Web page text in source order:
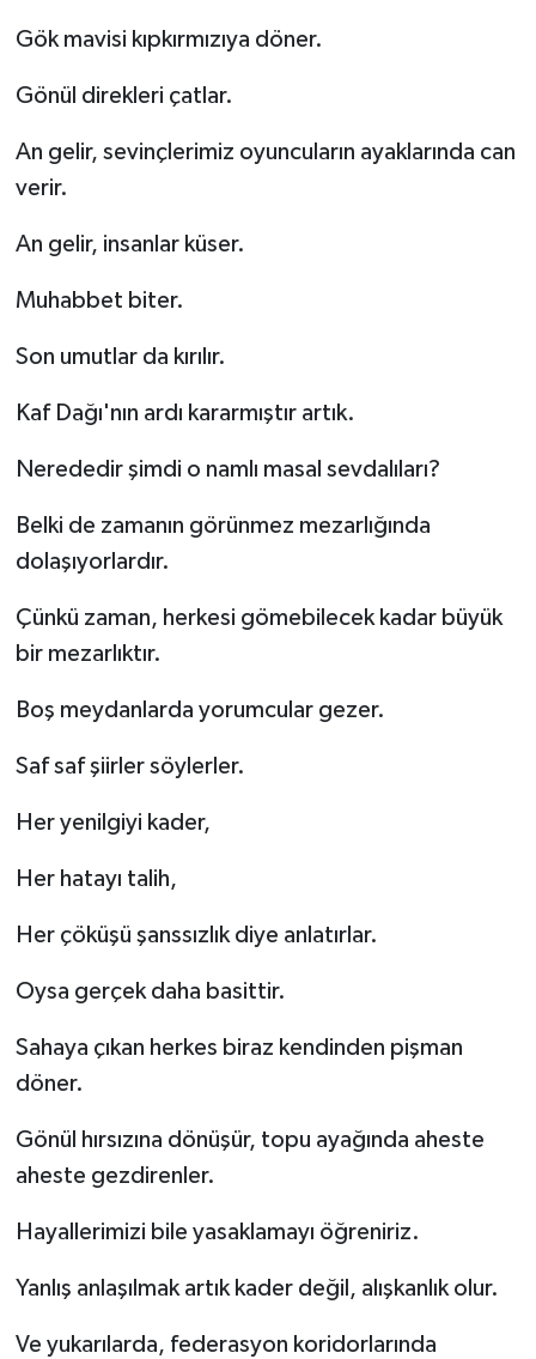
Gök mavisi kıpkırmızıya döner.
Gönül direkleri çatlar.
An gelir, sevinçlerimiz oyuncuların ayaklarında can
verir.
An gelir, insanlar küser.
Muhabbet biter.
Son umutlar da kırılır.
Kaf Dağı'nın ardı kararmıştır artık.
Nerededir şimdi o namlı masal sevdalıları?
Belki de zamanın görünmez mezarlığında
dolaşıyorlardır.
Çünkü zaman, herkesi gömebilecek kadar büyük
bir mezarlıktır.
Boş meydanlarda yorumcular gezer.
Saf saf şiirler söylerler.
Her yenilgiyi kader,
Her hatayı talih,
Her çöküşü şanssızlık diye anlatırlar.
Oysa gerçek daha basittir.
Sahaya çıkan herkes biraz kendinden pişman
döner.
Gönül hırsızına dönüşür, topu ayağında aheste
aheste gezdirenler.
Hayallerimizi bile yasaklamayı öğreniriz.
Yanlış anlaşılmak artık kader değil, alışkanlık olur.
Ve yukarılarda, federasyon koridorlarında